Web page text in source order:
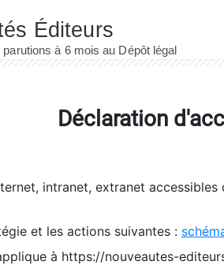
Déclaration
intranet, extranet
et les actions suivantes :
à https://nouveautes-